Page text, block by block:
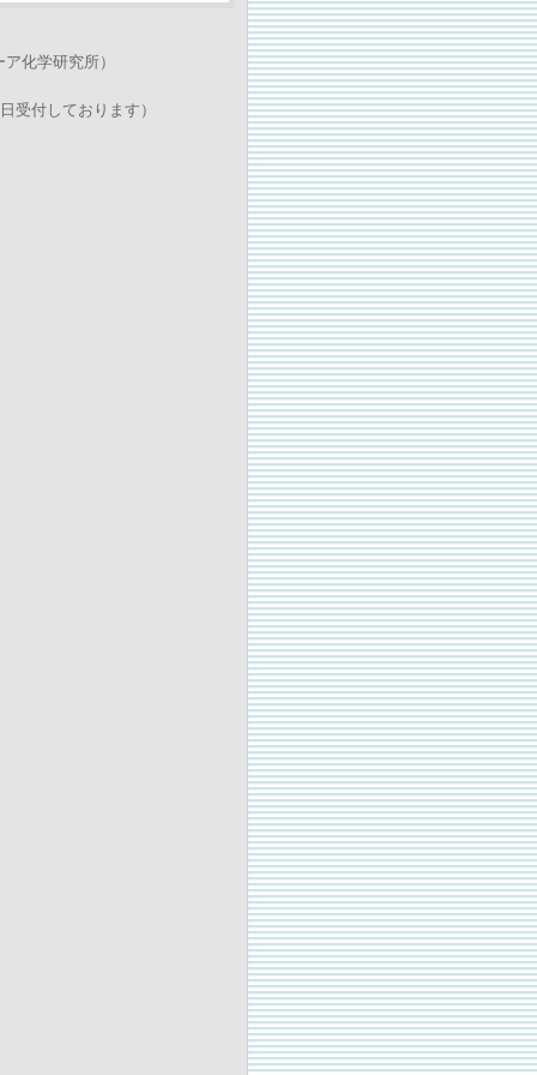
学研究所）
付しております）